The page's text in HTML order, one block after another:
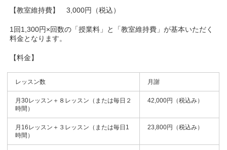
【教室維持費】 3,000円（税込）
1回1,300円×回数の「授業料」と「教室維持費」が基本いただく
料金となります。
【料金】
レッスン数 月謝
月30レッスン＋８レッスン（または毎日２
時間）
42,000円（税込み）
月16レッスン＋３レッスン（または毎日1
時間）
23,800円（税込み）